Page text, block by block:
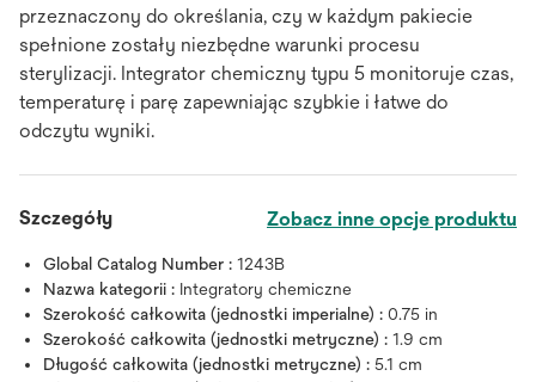
przeznaczony do określania, czy w każdym pakiecie
spełnione zostały niezbędne warunki procesu
sterylizacji. Integrator chemiczny typu 5 monitoruje czas,
temperaturę i parę zapewniając szybkie i łatwe do
odczytu wyniki.
Szczegóły Zobacz inne opcje produktu
Global Catalog Number : 1243B
Nazwa kategorii : Integratory chemiczne
Szerokość całkowita (jednostki imperialne) : 0.75 in
Szerokość całkowita (jednostki metryczne) : 1.9 cm
Długość całkowita (jednostki metryczne) : 5.1 cm